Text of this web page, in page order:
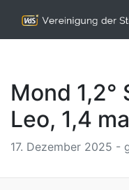
Mond 1,2°
Leo, 1,4
17. Dezember 2025 -